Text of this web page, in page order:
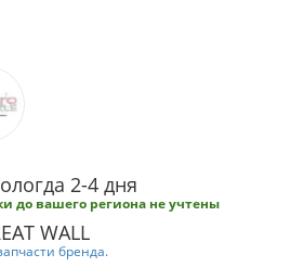
2-4 дня
до вашего региона не учтены
WALL
бренда.